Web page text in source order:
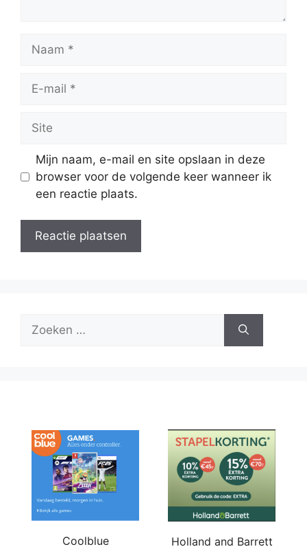
mail
Mijn naam, e-mail en site opslaan in deze
browser voor de volgende keer wanneer ik
een reactie plaats.
Zoek
Coolblue Holland and Barrett